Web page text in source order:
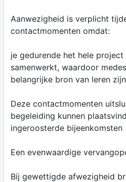
Aanwezigheid is verplicht
contactmomenten omdat:
je gedurende het hele
samenwerkt, waardoor
belangrijke bron van leren zijn
Deze contactmomenten
begeleiding kunnen
ingeroosterde bijeenkomsten
Een evenwaardige
Bij gewettigde afwezigheid